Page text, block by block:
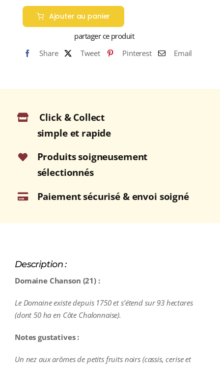
de
Domaine
Chanson
Vergelesses"
VERGELESSES
CRU
Rouge
2018
Bouteille
Ajouter au panier
partager ce produit
Share
Tweet Pinterest Email
Click & Collect
simple et rapide
Produits soigneusement
sélectionnés
Paiement sécurisé & envoi soigné
Description :
Domaine Chanson (21) :
Le Domaine existe depuis 1750 et s’étend sur 93 hectares
(dont 50 ha en Côte Chalonnaise).
Notes gustatives :
Un nez aux arômes de petits fruits noirs (cassis, cerise et